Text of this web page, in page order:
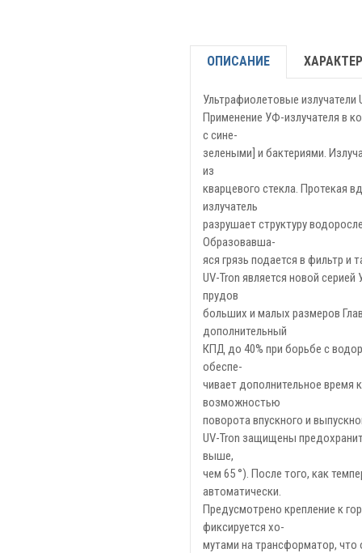
ОПИСАНИЕ
Ультрафиолетовые излучатели
Применение УФ-излучателя в
с сине-
зелеными] и бактериями.
из
кварцевого стекла. Протекая
излучатель
разрушает структуру
Образовавша-
яся грязь подается в фильтр и
UV-Tron является новой
прудов
больших и малых размеров
дополнительный
КПД до 40% при борьбе с
обеспе-
чивает дополнительное время
возможностью
поворота впускного и
UV-Tron защищены
выше,
чем 65 °). После того, как
автоматически.
Предусмотрено крепление к
фиксируется хо-
мутами на трансформатор, что